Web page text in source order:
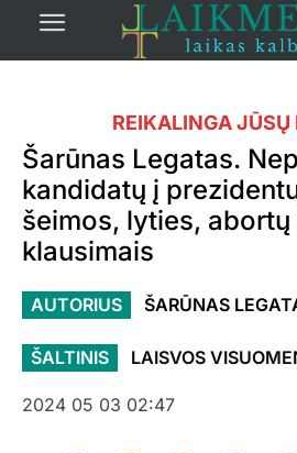
REIKALINGA JŪSŲ
Šarūnas Legatas.
kandidatų į
šeimos, lyties, abortų
klausimais
AUTORIUS ŠARŪNAS
ŠALTINIS LAISVOS
2024 05 03 02:47